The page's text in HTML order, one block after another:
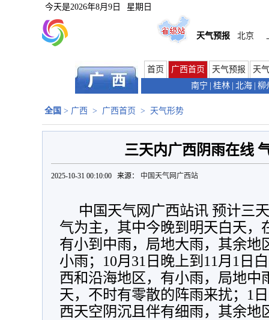
今天是2026年8月9日 星期日
天气预报 北京
首页 广西首页 天气预报
天
南宁
桂林 北海 柳
全国 > 广西 > 广西首页 > 天气形势
三天内广西阴雨在线
2025-10-31 00:10:00 来源： 中国天气网广西站
中国天气网广西站讯 预计三
气为主，其中今晚到明天白天，
有小到中雨，局地大雨，其余地
小雨；10月31日晚上到11月1日
西和沿海地区，有小雨，局地中
天，不时有零散的阵雨来扰；1
西天空阴沉且伴有细雨，其余地